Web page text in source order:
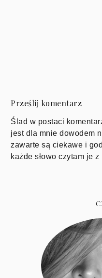
Prześlij komentarz
Ślad w postaci
jest dla mnie dowodem
zawarte są ciekawe i
każde słowo czytam je